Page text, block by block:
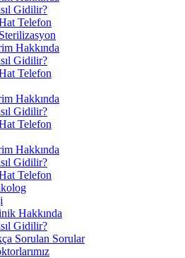
Gidilir?
Telefon
Hakkında
Gidilir?
Telefon
Hakkında
Gidilir?
Telefon
Hakkında
Gidilir?
Telefon
Hakkında
Gidilir?
Sorulan Sorular